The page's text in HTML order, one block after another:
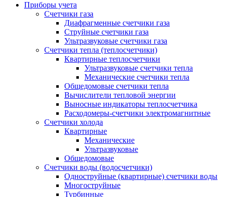
Приборы учета
Счетчики газа
Диафрагменные счетчики газа
Струйные счетчики газа
Ультразвуковые счетчики газа
Счетчики тепла (теплосчетчики)
Квартирные теплосчетчики
Ультразвуковые счетчики тепла
Механические счетчики тепла
Общедомовые счетчики тепла
Вычислители тепловой энергии
Выносные индикаторы теплосчетчика
Расходомеры-счетчики электромагнитные
Счетчики холода
Квартирные
Механические
Ультразвуковые
Общедомовые
Счетчики воды (водосчетчики)
Одноструйные (квартирные) счетчики воды
Многоструйные
Турбинные